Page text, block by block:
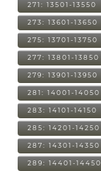
271: 13501-13550
273: 13601-13650
275: 13701-13750
277: 13801-13850
279: 13901-13950
281: 14001-14050
283: 14101-14150
285: 14201-14250
287: 14301-14350
289: 14401-14450